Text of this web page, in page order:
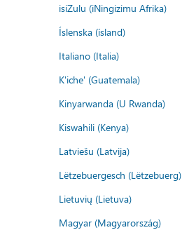
isiZulu (iNingizimu Afrika)
Íslenska (ísland)
Italiano (Italia)
K'iche' (Guatemala)
Kinyarwanda (U Rwanda)
Kiswahili (Kenya)
Latviešu (Latvija)
Lëtzebuergesch (Lëtzebuerg)
Lietuvių (Lietuva)
Magyar (Magyarország)